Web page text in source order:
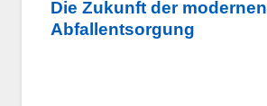
Die Zukunft der modernen
Abfallentsorgung